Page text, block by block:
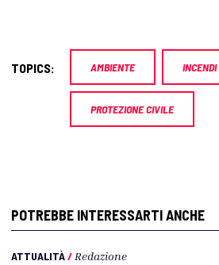
TOPICS: AMBIENTE INCENDI
PROTEZIONE CIVILE
POTREBBE INTERESSARTI ANCHE
ATTUALITÀ/ Redazione